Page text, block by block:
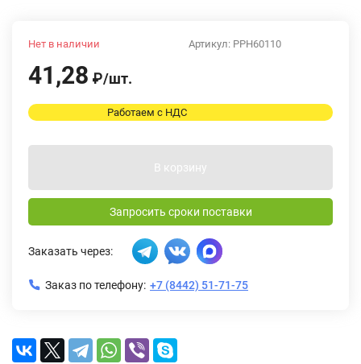
Артикул: PPH60110
Нет в наличии
41,28 ₽/шт.
Работаем с НДС
В корзину
Запросить сроки поставки
Заказать через:
Заказ по телефону: +7 (8442) 51-71-75